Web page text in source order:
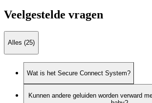
Veelgestelde vragen
Alles (25)
Wat is het Secure Connect System?
Kunnen andere geluiden worden verward